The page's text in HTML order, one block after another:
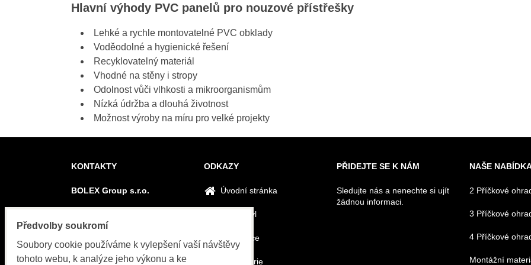
Hlavní výhody PVC panelů pro nouzové přístřešky
Lehké a rychle montovatelné PVC obklady
Voděodolné a hygienické řešení
Recyklovatelný materiál
Vhodné na stěny i stropy
Odolnost vůči vlhkosti a mikroorganismům
Nízká údržba a dlouhá životnost
Možnost výroby na míru pro velké projekty
KONTAKTY
BOLEX Group s.r.o.
Telefón:
+420 210 012 006
ODKAZY
Úvodní stránka
Proč vinyl
Reference
Fotogalerie
PŘIDEJTE SE K NÁM
Sledujte nás a nenechte si ujít
žádnou informaci.
NAŠE
2 Příčkové
3 Příčkové
4 Příčkové
Montážní
Předvolby soukromí
Soubory cookie používáme k vylepšení vaší návštěvy
tohoto webu, k analýze jeho výkonu a ke